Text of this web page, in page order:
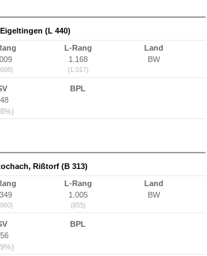
(L 440)
L-Rang
1.168
(1.017)
Land
BW
BPL
Rißtorf (B 313)
L-Rang
1.005
(855)
Land
BW
BPL